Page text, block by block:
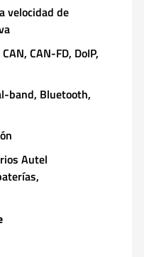
velocidad de
CAN-FD, DoIP,
band, Bluetooth,
Autel